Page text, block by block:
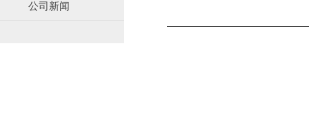
公司新闻